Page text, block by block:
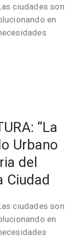
ciudades son
en
“La
Urbano
del
Ciudad
ciudades son
en